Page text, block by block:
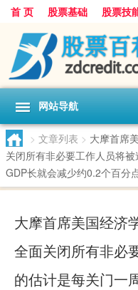
首 页 股票基础 股票技
网站导航
> 文章列表 > 大摩首席
关闭所有非必要工作人员将
GDP长就会减少约0.2个百分
大摩首席美国经济
全面关闭所有非必
的估计是每关门一